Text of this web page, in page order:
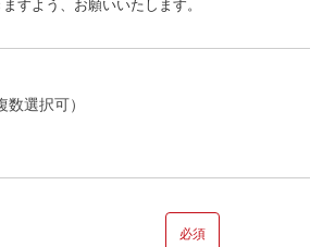
すよう、お願いいたします。
選択可）
必須
いる